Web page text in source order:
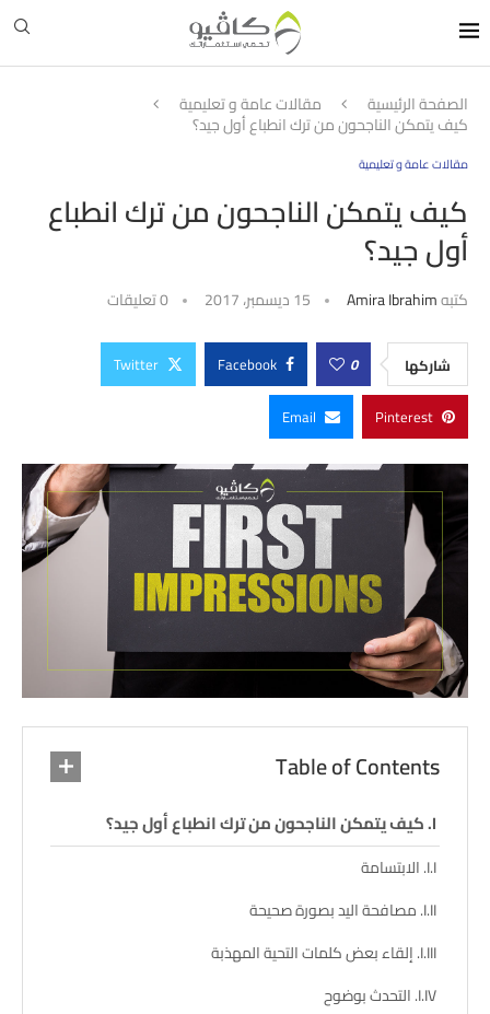
الصفحة الرئيسية مقالات عامة و تعليمية
كيف يتمكن الناجحون من ترك انطباع أول جيد؟
مقالات عامة و تعليمية
كيف يتمكن الناجحون من ترك انطباع
أول جيد؟
كتبهAmira Ibrahim 15 ديسمبر، 2017 0 تعليقات
شاركها 0
Facebook
Twitter
Pinterest
Email
Table of Contents
كيف يتمكن الناجحون من ترك انطباع أول جيد؟
الابتسامة
مصافحة اليد بصورة صحيحة
إلقاء بعض كلمات التحية المهذبة
التحدث بوضوح